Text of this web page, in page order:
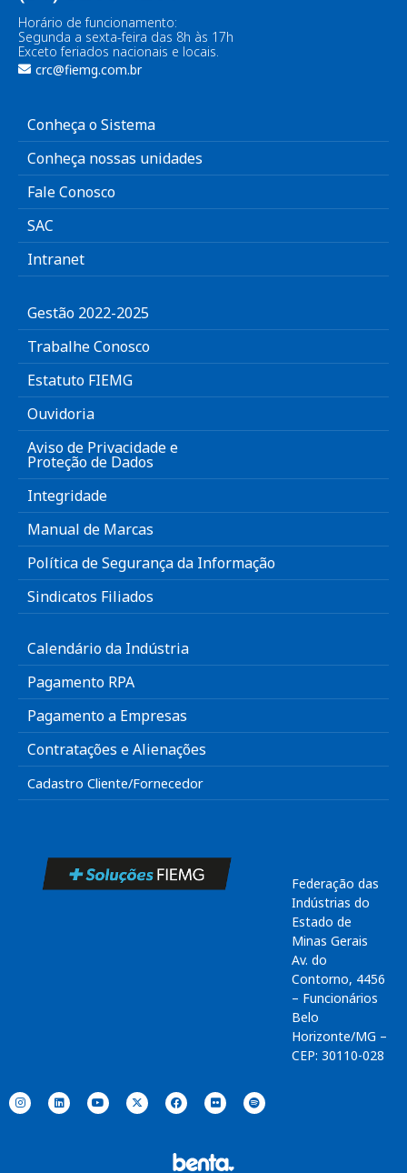
Horário de funcionamento:
Segunda a sexta-feira das 8h às 17h
Exceto feriados nacionais e locais.
crc@fiemg.com.br
Conheça o Sistema
Conheça nossas unidades
Fale Conosco
SAC
Intranet
Gestão 2022-2025
Trabalhe Conosco
Estatuto FIEMG
Ouvidoria
Aviso de Privacidade e
Proteção de Dados
Integridade
Manual de Marcas
Política de Segurança da Informação
Sindicatos Filiados
Calendário da Indústria
Pagamento RPA
Pagamento a Empresas
Contratações e Alienações
Cadastro Cliente/Fornecedor
Federação das
Indústrias do
Estado de
Minas Gerais
Av. do
Contorno, 4456
– Funcionários
Belo
Horizonte/MG –
CEP: 30110-028